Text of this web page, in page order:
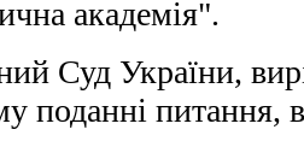
академія".
Суд України,
поданні питання,